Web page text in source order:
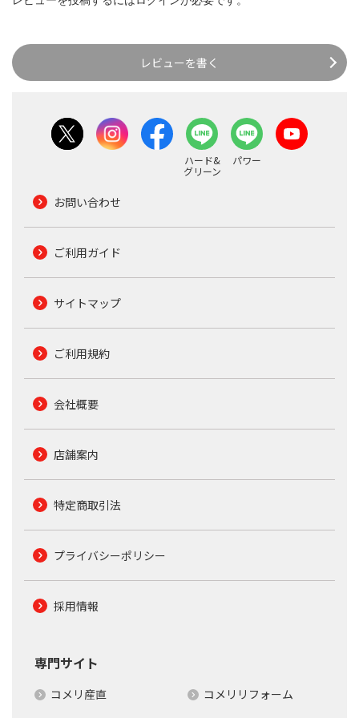
レビューを書く
ハード&
グリーン
パワー
お問い合わせ
ご利用ガイド
サイトマップ
ご利用規約
会社概要
店舗案内
特定商取引法
プライバシーポリシー
採用情報
専門サイト
コメリ産直
コメリリフォーム